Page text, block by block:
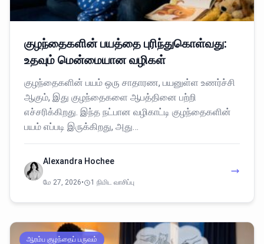
குழந்தைகளின் பயத்தை புரிந்துகொள்வது:
உதவும் மென்மையான வழிகள்
குழந்தைகளின் பயம் ஒரு சாதாரண, பயனுள்ள உணர்ச்சி
ஆகும், இது குழந்தைகளை ஆபத்தினை பற்றி
எச்சரிக்கிறது. இந்த நட்பான வழிகாட்டி குழந்தைகளின்
பயம் எப்படி இருக்கிறது, அது…
Alexandra Hochee
மே 27, 2026• 1 நிமிட வாசிப்பு
ஆரம்ப குழந்தைப் பருவம்